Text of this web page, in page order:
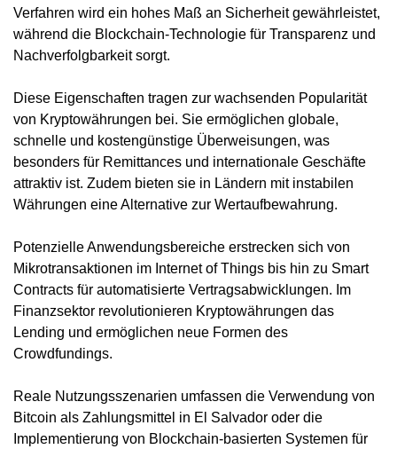
Verfahren wird ein hohes Maß an Sicherheit gewährleistet,
während die Blockchain-Technologie für Transparenz und
Nachverfolgbarkeit sorgt.
Diese Eigenschaften tragen zur wachsenden Popularität
von Kryptowährungen bei. Sie ermöglichen globale,
schnelle und kostengünstige Überweisungen, was
besonders für Remittances und internationale Geschäfte
attraktiv ist. Zudem bieten sie in Ländern mit instabilen
Währungen eine Alternative zur Wertaufbewahrung.
Potenzielle Anwendungsbereiche erstrecken sich von
Mikrotransaktionen im Internet of Things bis hin zu Smart
Contracts für automatisierte Vertragsabwicklungen. Im
Finanzsektor revolutionieren Kryptowährungen das
Lending und ermöglichen neue Formen des
Crowdfundings.
Reale Nutzungsszenarien umfassen die Verwendung von
Bitcoin als Zahlungsmittel in El Salvador oder die
Implementierung von Blockchain-basierten Systemen für